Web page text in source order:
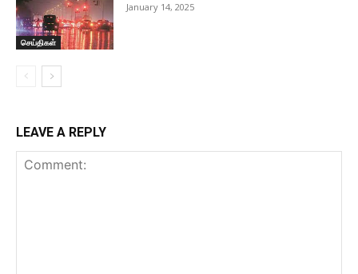
செய்திகள்
January 14, 2025
LEAVE A REPLY